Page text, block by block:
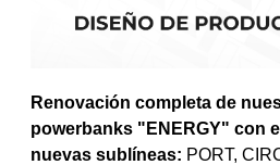
Renovación completa de
powerbanks "ENERGY" con
nuevas sublíneas: PORT,